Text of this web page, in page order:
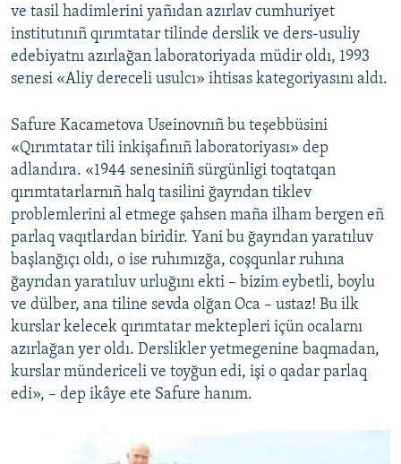
ve tasil hadimlerini yañıdan azırlav cumhuriyet
institutınıñ qırımtatar tilinde derslik ve ders-usuliy
edebiyatnı azırlağan laboratoriyada müdir oldı, 1993
senesi «Aliy dereceli usulcı» ihtisas kategoriyasını aldı.
Safure Kacametova Useinovnıñ bu teşebbüsini
«Qırımtatar tili inkişafınıñ laboratoriyası» dep
adlandıra. «1944 senesiniñ sürgünligi toqtatqan
qırımtatarlarnıñ halq tasilini ğayrıdan tiklev
problemlerini al etmege şahsen maña ilham bergen eñ
parlaq vaqıtlardan biridir. Yani bu ğayrıdan yaratıluv
başlanğıçı oldı, o ise ruhımızğa, coşqunlar ruhına
ğayrıdan yaratıluv urluğını ekti – bizim eybetli, boylu
ve dülber, ana tiline sevda olğan Oca – ustaz! Bu ilk
kurslar kelecek qırımtatar mektepleri içün ocalarnı
azırlağan yer oldı. Derslikler yetmegenine baqmadan,
kurslar mündericeli ve toyğun edi, işi o qadar parlaq
edi», – dep ikâye ete Safure hanım.